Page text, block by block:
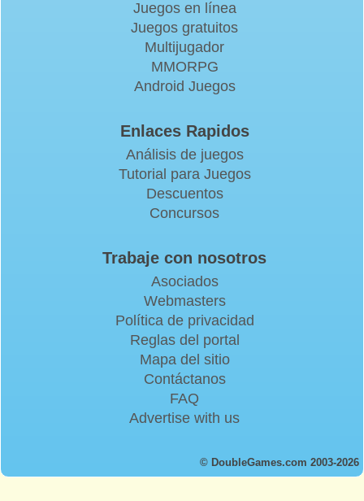
Juegos en línea
Juegos gratuitos
Multijugador
MMORPG
Android Juegos
Enlaces Rapidos
Análisis de juegos
Tutorial para Juegos
Descuentos
Concursos
Trabaje con nosotros
Asociados
Webmasters
Política de privacidad
Reglas del portal
Mapa del sitio
Contáctanos
FAQ
Advertise with us
© DoubleGames.com 2003-2026